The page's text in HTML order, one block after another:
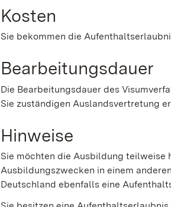
Kosten
Sie bekommen die
Bearbeitungsdauer
Die Bearbeitungsdauer des
Sie zuständigen Auslandsvertretung
Hinweise
Sie möchten die Ausbildung teilweise
Ausbildungszwecken in einem
Deutschland ebenfalls eine